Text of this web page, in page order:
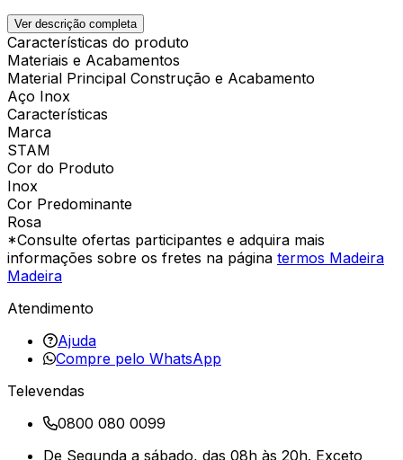
Ver descrição completa
Características do produto
Materiais e Acabamentos
Material Principal Construção e Acabamento
Aço Inox
Características
Marca
STAM
Cor do Produto
Inox
Cor Predominante
Rosa
*Consulte ofertas participantes e adquira mais
informações sobre os fretes na página termos Madeira
Madeira
Atendimento
Ajuda
Compre pelo WhatsApp
Televendas
0800 080 0099
De Segunda a sábado, das 08h às 20h. Exceto